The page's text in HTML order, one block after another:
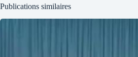
Publications similaires